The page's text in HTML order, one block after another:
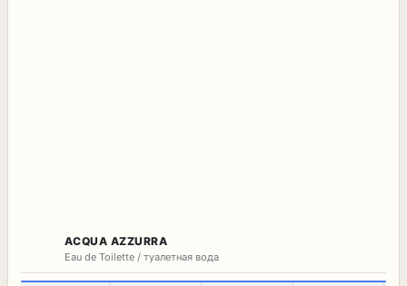
ACQUA AZZURRA
Eau de Toilette / туалетная вода